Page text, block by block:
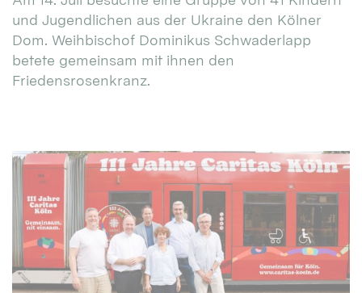
und Jugendlichen aus der Ukraine den Kölner
Dom. Weihbischof Dominikus Schwaderlapp
betete gemeinsam mit ihnen den
Friedensrosenkranz.